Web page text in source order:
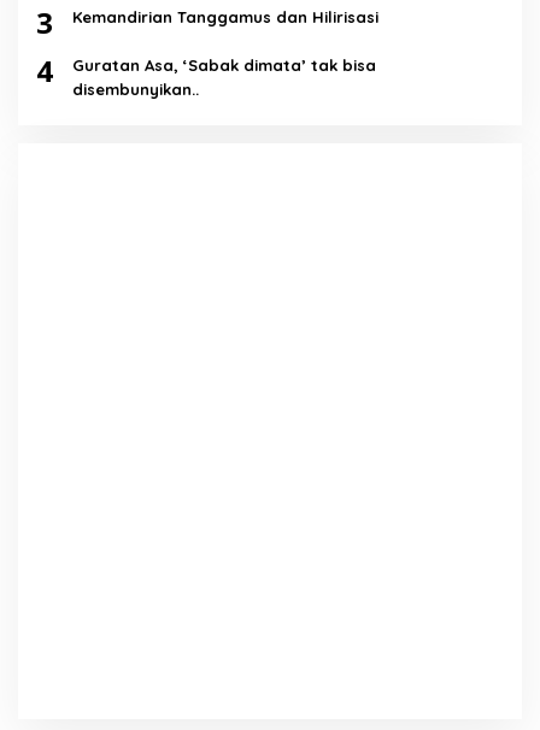
3 Kemandirian Tanggamus dan Hilirisasi
4
Guratan Asa, ‘Sabak dimata’ tak bisa
disembunyikan..